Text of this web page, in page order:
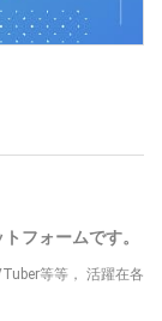
フォームです。
等等， 活躍在各